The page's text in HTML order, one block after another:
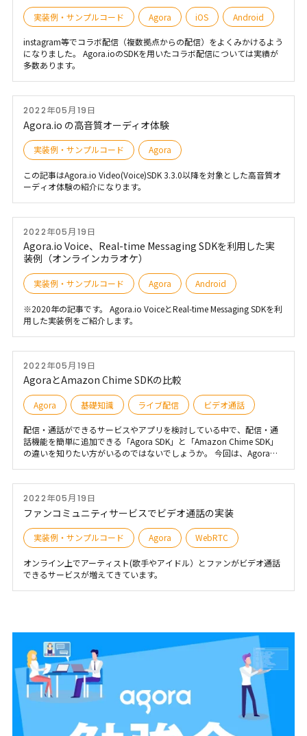
実装例・サンプルコード Agora iOS Android
instagram等でコラボ配信（複数拠点からの配信）をよくみかけるよう
になりました。 Agora.ioのSDKを用いたコラボ配信については実績が
多数あります。
2022年05月19日
Agora.io の高音質オーディオ体験
実装例・サンプルコード Agora
この記事はAgora.io Video(Voice)SDK 3.3.0以降を対象とした高音質オ
ーディオ体験の紹介になります。
2022年05月19日
Agora.io Voice、Real-time Messaging SDKを利用した実
装例（オンラインカラオケ）
実装例・サンプルコード Agora Android
※2020年の記事です。 Agora.io VoiceとReal-time Messaging SDKを利
用した実装例をご紹介します。
2022年05月19日
AgoraとAmazon Chime SDKの比較
Agora 基礎知識 ライブ配信 ビデオ通話
配信・通話ができるサービスやアプリを検討している中で、配信・通
話機能を簡単に追加できる「Agora SDK」と「Amazon Chime SDK」
の違いを知りたい方がいるのではないでしょうか。 今回は、Agora
についても具体的に解説しますので参考にしてください。 【こんな方
におすすめ】 ・アプリ開発の技術者 ・技術選定しているアプリ開発の
技術者 ・配信、通話のサービスやアプリを検討している企画者、技術
2022年05月19日
ファンコミュニティサービスでビデオ通話の実装
実装例・サンプルコード Agora WebRTC
オンライン上でアーティスト(歌手やアイドル）とファンがビデオ通話
できるサービスが増えてきています。